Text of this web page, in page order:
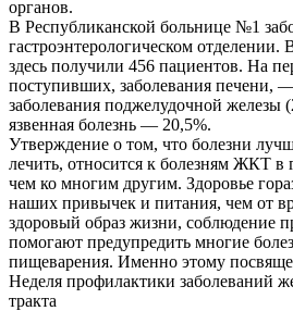
органов.
В Республиканской больнице №1
гастроэнтерологическом отделении.
здесь получили 456 пациентов. На
поступивших, заболевания печени,
заболевания поджелудочной железы
язвенная болезнь — 20,5%.
Утверждение о том, что болезни
лечить, относится к болезням ЖКТ в
чем ко многим другим. Здоровье
наших привычек и питания, чем от
здоровый образ жизни, соблюдение
помогают предупредить многие
пищеварения. Именно этому
Неделя профилактики заболеваний
тракта